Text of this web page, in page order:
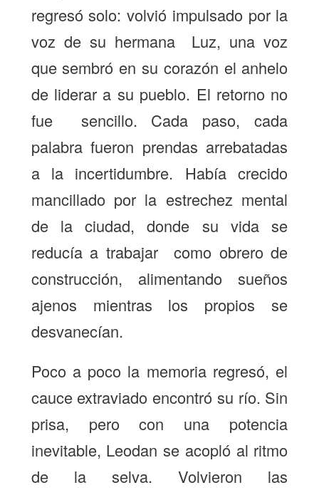
regresó solo: volvió impulsado por la
voz de su hermana Luz, una voz
que sembró en su corazón el anhelo
de liderar a su pueblo. El retorno no
fue sencillo. Cada paso, cada
palabra fueron prendas arrebatadas
a la incertidumbre. Había crecido
mancillado por la estrechez mental
de la ciudad, donde su vida se
reducía a trabajar como obrero de
construcción, alimentando sueños
ajenos mientras los propios se
desvanecían.
Poco a poco la memoria regresó, el
cauce extraviado encontró su río. Sin
prisa, pero con una potencia
inevitable, Leodan se acopló al ritmo
de la selva. Volvieron las